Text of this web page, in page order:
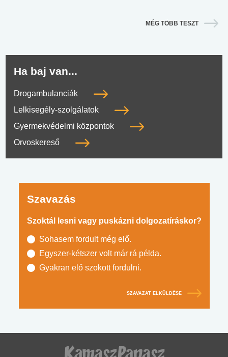
MÉG TÖBB TESZT
Ha baj van...
Drogambulanciák
Lelkisegély-szolgálatok
Gyermekvédelmi központok
Orvoskereső
Szavazás
Szoktál lesni vagy puskázni dolgozatíráskor?
Sohasem fordult még elő.
Egyszer-kétszer volt már rá példa.
Gyakran elő szokott fordulni.
SZAVAZAT ELKÜLDÉSE